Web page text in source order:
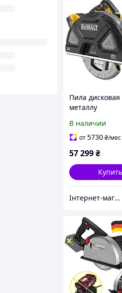
Пила дисковая
металлу
DeWALT
В наличии
от5730₴/мес
57 299₴
Купить
Інтернет-магазин будівельних інструментів та садової техніки VolynTools